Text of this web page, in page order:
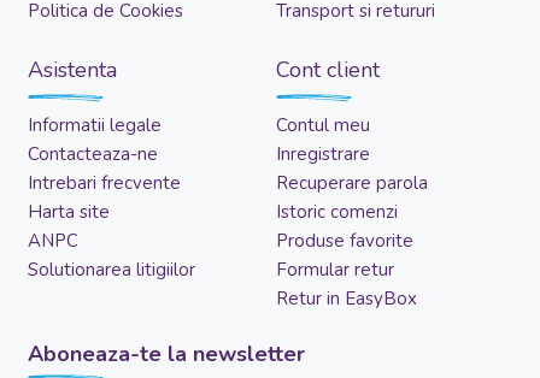
Politica de Cookies
Transport si retururi
Asistenta
Informatii legale
Contacteaza-ne
Intrebari frecvente
Harta site
ANPC
Solutionarea litigiilor
Cont client
Contul meu
Inregistrare
Recuperare parola
Istoric comenzi
Produse favorite
Formular retur
Retur in EasyBox
Aboneaza-te la newsletter